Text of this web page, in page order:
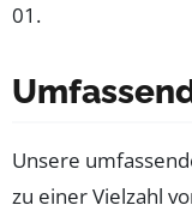
01.
Unsere
zu einer Vielzahl